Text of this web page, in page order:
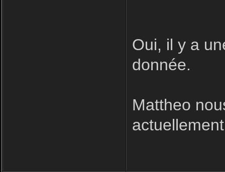
Oui, il y a
donnée.
Mattheo